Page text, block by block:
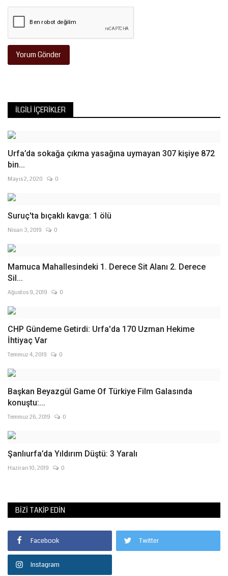
Yorum Gönder
İLGILI İÇERIKLER
Urfa’da sokağa çıkma yasağına uymayan 307 kişiye 872
bin...
Mayıs 2, 2020 0
Suruç'ta bıçaklı kavga: 1 ölü
Nisan 3, 2019 0
Mamuca Mahallesindeki 1. Derece Sit Alanı 2. Derece
Sil...
Ağustos 9, 2019 0
CHP Gündeme Getirdi: Urfa'da 170 Uzman Hekime
İhtiyaç Var
Temmuz 4, 2019 0
Başkan Beyazgül Game Of Türkiye Film Galasında
konuştu:...
Temmuz 26, 2019 0
Şanlıurfa’da Yıldırım Düştü: 3 Yaralı
Haziran 10, 2019 0
BIZI TAKIP EDIN
Facebook Twitter
Instagram